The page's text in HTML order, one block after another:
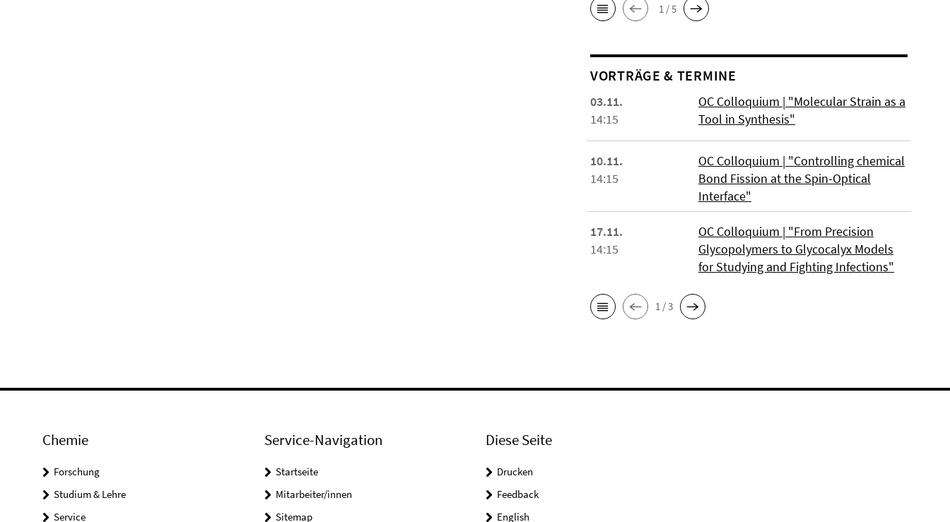
1 / 5
VORTRÄGE & TERMINE
03.11.
14:15
OC Colloquium | "Molecular Strain as a
Tool in Synthesis"
10.11.
14:15
OC Colloquium | "Controlling chemical
Bond Fission at the Spin-Optical
Interface"
17.11.
14:15
OC Colloquium | "From Precision
Glycopolymers to Glycocalyx Models
for Studying and Fighting Infections"
1 / 3
Chemie
Forschung
Studium & Lehre
Service
Service-Navigation
Startseite
Mitarbeiter/innen
Sitemap
Diese Seite
Drucken
Feedback
English